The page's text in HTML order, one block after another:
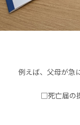
例えば、父母が急
□死亡届の